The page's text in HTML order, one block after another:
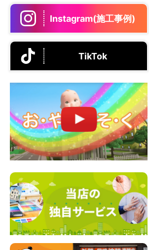
Instagram(施工事例)
TikTok